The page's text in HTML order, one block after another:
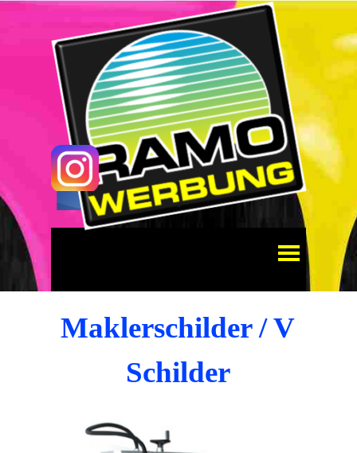
Direkt zum Seiteninhalt
Maklerschilder / V
Schilder